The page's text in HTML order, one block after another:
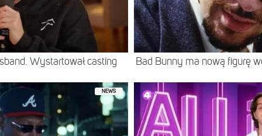
Wystartował casting Bad Bunny ma nową figurę
NEWS